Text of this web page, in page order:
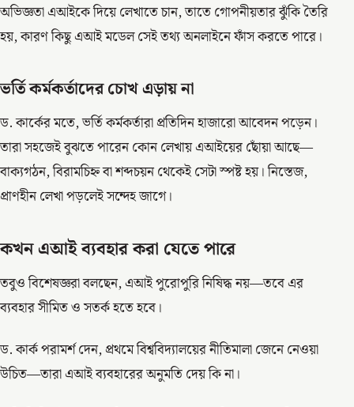
অভিজ্ঞতা এআইকে দিয়ে লেখাতে চান, তাতে গোপনীয়তার ঝুঁকি তৈরি
হয়, কারণ কিছু এআই মডেল সেই তথ্য অনলাইনে ফাঁস করতে পারে।
ভর্তি কর্মকর্তাদের চোখ এড়ায় না
ড. কার্কের মতে, ভর্তি কর্মকর্তারা প্রতিদিন হাজারো আবেদন পড়েন।
তারা সহজেই বুঝতে পারেন কোন লেখায় এআইয়ের ছোঁয়া আছে—
বাক্যগঠন, বিরামচিহ্ন বা শব্দচয়ন থেকেই সেটা স্পষ্ট হয়। নিস্তেজ,
প্রাণহীন লেখা পড়লেই সন্দেহ জাগে।
কখন এআই ব্যবহার করা যেতে পারে
তবুও বিশেষজ্ঞরা বলছেন, এআই পুরোপুরি নিষিদ্ধ নয়—তবে এর
ব্যবহার সীমিত ও সতর্ক হতে হবে।
ড. কার্ক পরামর্শ দেন, প্রথমে বিশ্ববিদ্যালয়ের নীতিমালা জেনে নেওয়া
উচিত—তারা এআই ব্যবহারের অনুমতি দেয় কি না।